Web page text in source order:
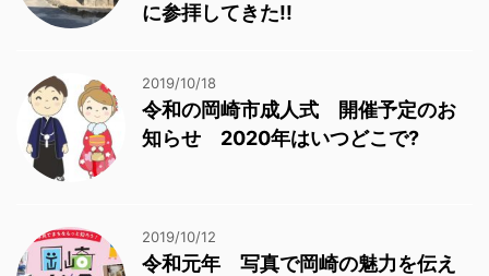
に参拝してきた!!
2019/10/18
令和の岡崎市成人式 開催予定のお
知らせ 2020年はいつどこで?
2019/10/12
令和元年 写真で岡崎の魅力を伝え